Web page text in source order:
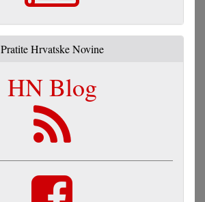
Pratite Hrvatske Novine
HN Blog